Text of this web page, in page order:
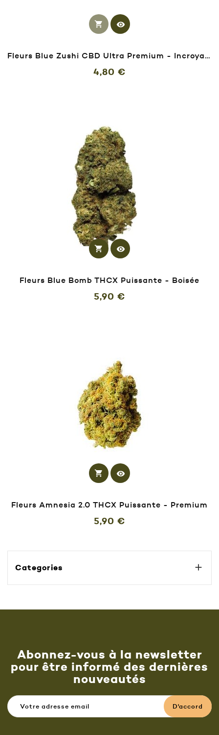
shopping_cart visibility
Fleurs Blue Zushi CBD Ultra Premium - Incroyable
4,80 €
shopping_cart visibility
Fleurs Blue Bomb THCX Puissante - Boisée
5,90 €
shopping_cart visibility
Fleurs Amnesia 2.0 THCX Puissante - Premium
5,90 €
Categories 
Abonnez-vous à la newsletter
pour être informé des dernières
nouveautés